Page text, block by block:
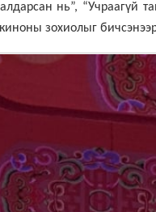
нь”, “Учраагүй
зохиолыг